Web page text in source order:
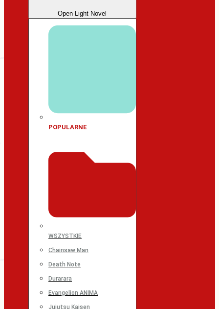
Open Light Novel
POPULARNE
WSZYSTKIE
Chainsaw Man
Death Note
Durarara
Evangelion ANIMA
Jujutsu Kaisen